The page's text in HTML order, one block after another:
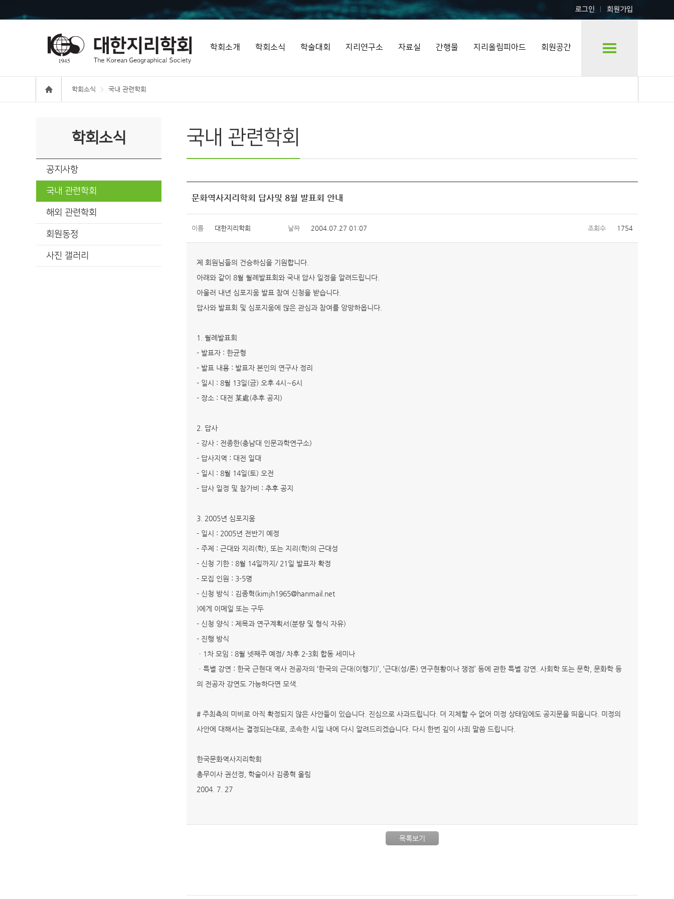
로그인 회원가입
학회소개 학회소식 학술대회 지리연구소 자료실 간행물 지리올림피아드 회원공간
학회소식 국내 관련학회
학회소식
공지사항
국내 관련학회
해외 관련학회
회원동정
사진 갤러리
국내 관련학회
문화역사지리학회 답사및 8월 발표회 안내
이름 대한지리학회 날짜 2004.07.27 01:07 조회수 1754
제 회원님들의 건승하심을 기원합니다.
아래와 같이 8월 월례발표회와 국내 답사 일정을 알려드립니다.
아울러 내년 심포지움 발표 참여 신청을 받습니다.
답사와 발표회 및 심포지움에 많은 관심과 참여를 앙망하옵니다.
1. 월례발표회
- 발표자 : 한균형
- 발표 내용 : 발표자 본인의 연구사 정리
- 일시 : 8월 13일(금) 오후 4시∼6시
- 장소 : 대전 某處(추후 공지)
2. 답사
- 강사 : 전종한(충남대 인문과학연구소)
- 답사지역 : 대전 일대
- 일시 : 8월 14일(토) 오전
- 답사 일정 및 참가비 : 추후 공지
3. 2005년 심포지움
- 일시 : 2005년 전반기 예정
- 주제 : 근대와 지리(학), 또는 지리(학)의 근대성
- 신청 기한 : 8월 14일까지/ 21일 발표자 확정
- 모집 인원 : 3-5명
- 신청 방식 : 김종혁(kimjh1965@hanmail.net
)에게 이메일 또는 구두
- 신청 양식 : 제목과 연구계획서(분량 및 형식 자유)
- 진행 방식
ㆍ1차 모임 : 8월 넷째주 예정/ 차후 2-3회 합동 세미나
ㆍ특별 강연 : 한국 근현대 역사 전공자의 ‘한국의 근대(이행기)’, ‘근대(성/론) 연구현황이나 쟁점’ 등에 관한 특별 강연. 사회학 또는 문학, 문화학 등
의 전공자 강연도 가능하다면 모색.
# 주최측의 미비로 아직 확정되지 않은 사안들이 있습니다. 진심으로 사과드립니다. 더 지체할 수 없어 미정 상태임에도 공지문을 띄웁니다. 미정의
사안에 대해서는 결정되는대로, 조속한 시일 내에 다시 알려드리겠습니다. 다시 한번 깊이 사죄 말씀 드립니다.
한국문화역사지리학회
총무이사 권선정, 학술이사 김종혁 올림
2004. 7. 27
목록보기